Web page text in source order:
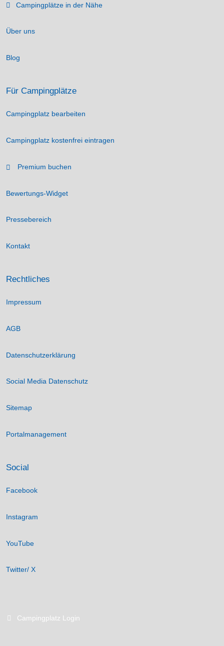
Campingplätze in der Nähe
Über uns
Blog
Für Campingplätze
Campingplatz bearbeiten
Campingplatz kostenfrei eintragen
Premium buchen
Bewertungs-Widget
Pressebereich
Kontakt
Rechtliches
Impressum
AGB
Datenschutzerklärung
Social Media Datenschutz
Sitemap
Portalmanagement
Social
Facebook
Instagram
YouTube
Twitter/ X
Campingplatz Login